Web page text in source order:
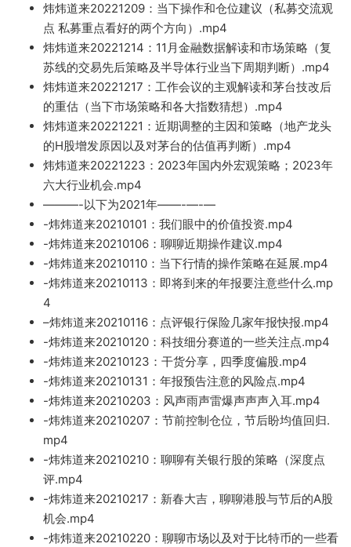
炜炜道来20221209：当下操作和仓位建议（私募交流观
点 私募重点看好的两个方向）.mp4
炜炜道来20221214：11月金融数据解读和市场策略（复
苏线的交易先后策略及半导体行业当下周期判断）.mp4
炜炜道来20221217：工作会议的主观解读和茅台技改后
的重估（当下市场策略和各大指数猜想）.mp4
炜炜道来20221221：近期调整的主因和策略（地产龙头
的H股增发原因以及对茅台的估值再判断）.mp4
炜炜道来20221223：2023年国内外宏观策略；2023年
六大行业机会.mp4
———-以下为2021年——-—-—
-炜炜道来20210101：我们眼中的价值投资.mp4
-炜炜道来20210106：聊聊近期操作建议.mp4
-炜炜道来20210110：当下行情的操作策略在延展.mp4
-炜炜道来20210113：即将到来的年报要注意些什么.mp
4
–炜炜道来20210116：点评银行保险几家年报快报.mp4
-炜炜道来20210120：科技细分赛道的一些关注点.mp4
-炜炜道来20210123：干货分享，四季度偏股.mp4
-炜炜道来20210131：年报预告注意的风险点.mp4
-炜炜道来20210203：风声雨声雷爆声声声入耳.mp4
-炜炜道来20210207：节前控制仓位，节后盼均值回归.
mp4
-炜炜道来20210210：聊聊有关银行股的策略（深度点
评.mp4
-炜炜道来20210217：新春大吉，聊聊港股与节后的A股
机会.mp4
-炜炜道来20210220：聊聊市场以及对于比特币的一些看